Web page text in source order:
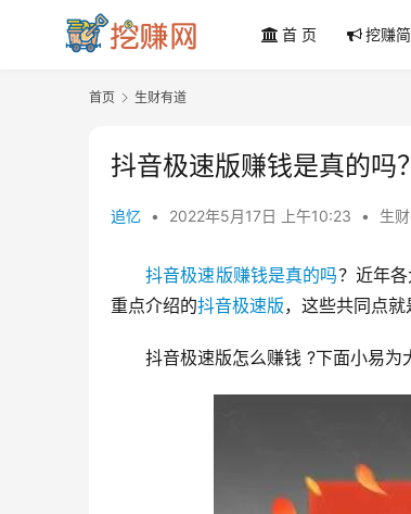
首 页 挖赚
首页 生财有道
抖音极速版赚钱是真的吗
追忆 • 2022年5月17日 上午10:23 • 生
抖音极速版赚钱是真的吗？近年
重点介绍的抖音极速版，这些共同点就
抖音极速版怎么赚钱 ?下面小易为